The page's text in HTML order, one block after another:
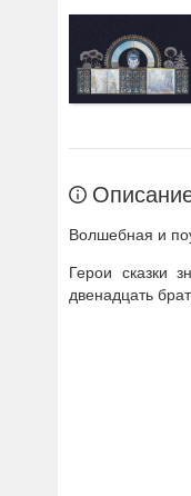
Волшебная и
Герои сказки
двенадцать